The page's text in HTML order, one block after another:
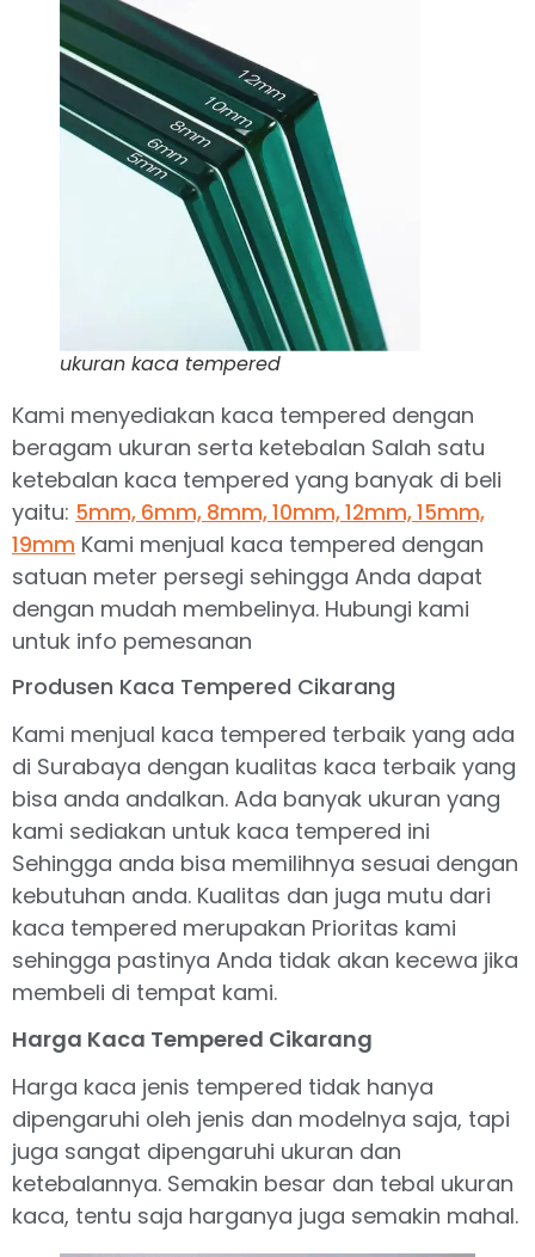
ukuran kaca tempered
Kami menyediakan kaca tempered dengan
beragam ukuran serta ketebalan Salah satu
ketebalan kaca tempered yang banyak di beli
yaitu: 5mm, 6mm, 8mm, 10mm, 12mm, 15mm,
19mm Kami menjual kaca tempered dengan
satuan meter persegi sehingga Anda dapat
dengan mudah membelinya. Hubungi kami
untuk info pemesanan
Produsen Kaca Tempered Cikarang
Kami menjual kaca tempered terbaik yang ada
di Surabaya dengan kualitas kaca terbaik yang
bisa anda andalkan. Ada banyak ukuran yang
kami sediakan untuk kaca tempered ini
Sehingga anda bisa memilihnya sesuai dengan
kebutuhan anda. Kualitas dan juga mutu dari
kaca tempered merupakan Prioritas kami
sehingga pastinya Anda tidak akan kecewa jika
membeli di tempat kami.
Harga Kaca Tempered Cikarang
Harga kaca jenis tempered tidak hanya
dipengaruhi oleh jenis dan modelnya saja, tapi
juga sangat dipengaruhi ukuran dan
ketebalannya. Semakin besar dan tebal ukuran
kaca, tentu saja harganya juga semakin mahal.